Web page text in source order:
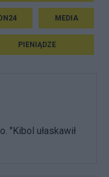
MEDIA
PIENIĄDZE
"Kibol ułaskawił